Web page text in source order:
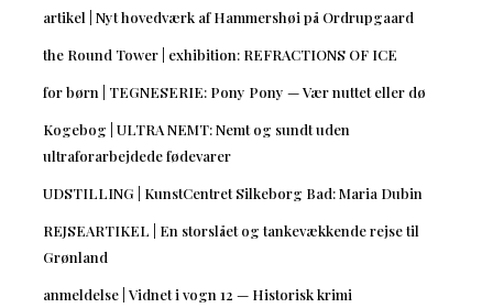
artikel | Nyt hovedværk af Hammershøi på Ordrupgaard
the Round Tower | exhibition: REFRACTIONS OF ICE
for børn | TEGNESERIE: Pony Pony — Vær nuttet eller dø
Kogebog | ULTRA NEMT: Nemt og sundt uden
ultraforarbejdede fødevarer
UDSTILLING | KunstCentret Silkeborg Bad: Maria Dubin
REJSEARTIKEL | En storslået og tankevækkende rejse til
Grønland
anmeldelse | Vidnet i vogn 12 — Historisk krimi